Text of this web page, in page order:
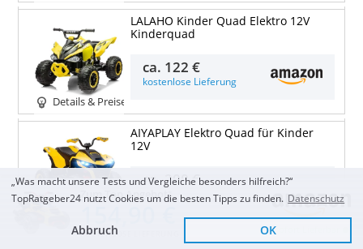
Zum Top Angebot
KOSTENLOSE LIEFERUNG Sofort Lieferbar
Details & Preise
LALAHO Kinder Quad Elektro 12V
Kinderquad
ca. 122 €
kostenlose Lieferung
AIYAPLAY Elektro Quad für Kinder
12V
ca.200 €
kostenlose Lieferung
Actionbikes Motors Kinder Elektro
„Was macht unsere Tests und Vergleiche besonders hilfreich?“
TopRatgeber24 nutzt Cookies um die besten Tipps zu finden. Datenschutz
Abbruch OK